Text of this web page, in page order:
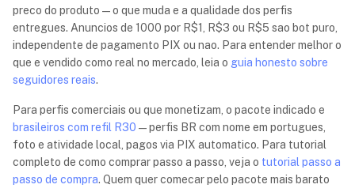
preco do produto — o que muda e a qualidade dos perfis
entregues. Anuncios de 1000 por R$1, R$3 ou R$5 sao bot puro,
independente de pagamento PIX ou nao. Para entender melhor o
que e vendido como real no mercado, leia o guia honesto sobre
seguidores reais.
Para perfis comerciais ou que monetizam, o pacote indicado e
brasileiros com refil R30 — perfis BR com nome em portugues,
foto e atividade local, pagos via PIX automatico. Para tutorial
completo de como comprar passo a passo, veja o tutorial passo a
passo de compra. Quem quer comecar pelo pacote mais barato